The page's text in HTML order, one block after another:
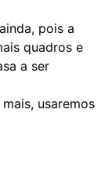
pois a
quadros e
a ser
usaremos